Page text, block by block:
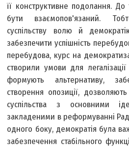
її конструктивне подолання.
бути взаємопов'язаний.
суспільству волю й
забезпечити успішність
перебудова, курс на
створили умови для
формують альтернативу,
створення опозиції,
суспільства з основними
закладеними в реформуванні
одного боку, демократія була
забезпечення стабільного